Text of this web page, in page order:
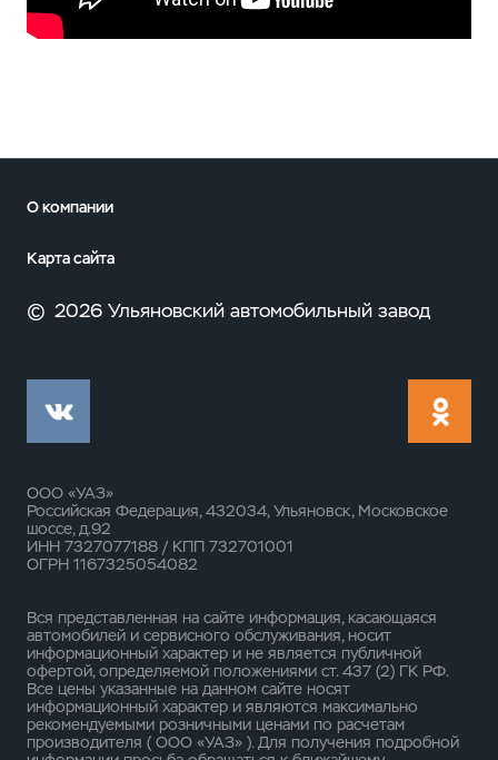
О компании
Карта сайта
© 2026 Ульяновский автомобильный завод
ООО «УАЗ»
Российская Федерация, 432034, Ульяновск, Московское
шоссе, д.92
ИНН 7327077188 / КПП 732701001
ОГРН 1167325054082
Вся представленная на сайте информация, касающаяся
автомобилей и сервисного обслуживания, носит
информационный характер и не является публичной
офертой, определяемой положениями ст. 437 (2) ГК РФ.
Все цены указанные на данном сайте носят
информационный характер и являются максимально
рекомендуемыми розничными ценами по расчетам
производителя ( ООО «УАЗ» ). Для получения подробной